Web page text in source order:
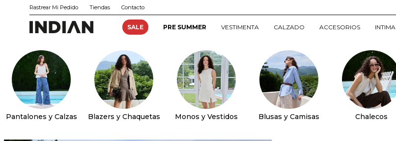
SALE PRE SUMMER VESTIMENTA CALZADO ACCESORIOS INTIMA
Rastrear Mi Pedido Tiendas Contacto
Pantalones y Calzas Blazers y Chaquetas Monos y Vestidos Blusas y Camisas Chalecos